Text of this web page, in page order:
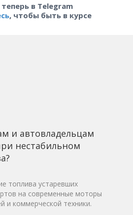
теперь в Telegram
, чтобы быть в курсе
и автовладельцам
нестабильном
топлива устаревших
на современные моторы
и коммерческой техники.